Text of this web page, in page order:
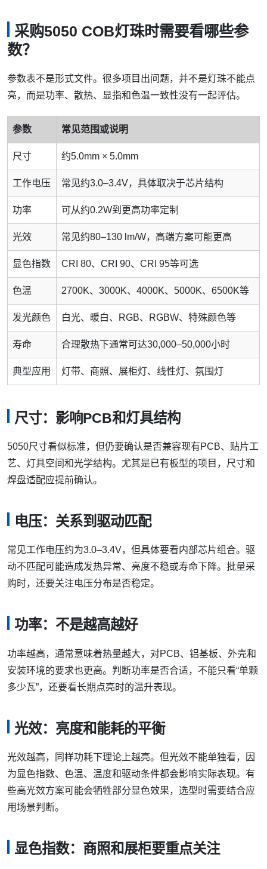
采购5050 COB灯珠时需要看哪些参
数？
参数表不是形式文件。很多项目出问题，并不是灯珠不能点
亮，而是功率、散热、显指和色温一致性没有一起评估。
参数 常见范围或说明
尺寸 约5.0mm × 5.0mm
工作电压 常见约3.0–3.4V，具体取决于芯片结构
功率 可从约0.2W到更高功率定制
光效 常见约80–130 lm/W，高端方案可能更高
显色指数 CRI 80、CRI 90、CRI 95等可选
色温 2700K、3000K、4000K、5000K、6500K等
发光颜色 白光、暖白、RGB、RGBW、特殊颜色等
寿命 合理散热下通常可达30,000–50,000小时
典型应用 灯带、商照、展柜灯、线性灯、氛围灯
尺寸：影响PCB和灯具结构
5050尺寸看似标准，但仍要确认是否兼容现有PCB、贴片工
艺、灯具空间和光学结构。尤其是已有板型的项目，尺寸和
焊盘适配应提前确认。
电压：关系到驱动匹配
常见工作电压约为3.0–3.4V，但具体要看内部芯片组合。驱
动不匹配可能造成发热异常、亮度不稳或寿命下降。批量采
购时，还要关注电压分布是否稳定。
功率：不是越高越好
功率越高，通常意味着热量越大，对PCB、铝基板、外壳和
安装环境的要求也更高。判断功率是否合适，不能只看“单颗
多少瓦”，还要看长期点亮时的温升表现。
光效：亮度和能耗的平衡
光效越高，同样功耗下理论上越亮。但光效不能单独看，因
为显色指数、色温、温度和驱动条件都会影响实际表现。有
些高光效方案可能会牺牲部分显色效果，选型时需要结合应
用场景判断。
显色指数：商照和展柜要重点关注